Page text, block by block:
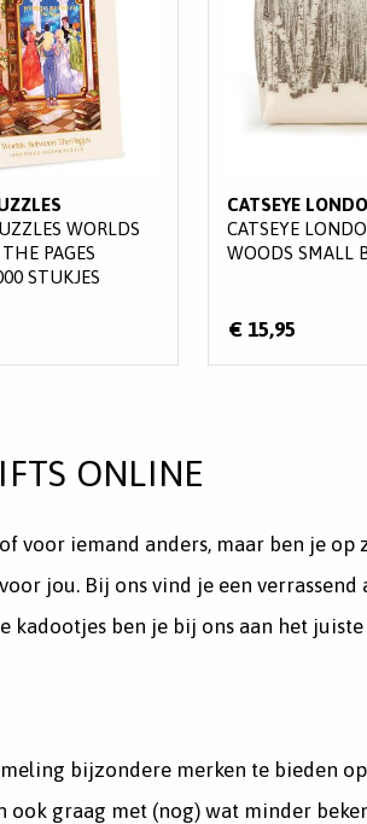
WORLDS
PAGES
STUKJES
CATSEYE
CATSEYE
WOODS SMALL
€ 15,95
ONLINE
voor iemand anders, maar ben je
jou. Bij ons vind je een
kadootjes ben je bij ons aan het juiste
bijzondere merken te bieden
ook graag met (nog) wat minder